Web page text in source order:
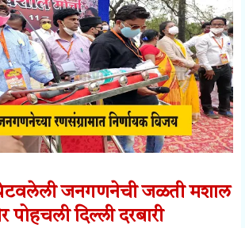
पेटवलेली जनगणनेची जळती मशाल
पोहचली दिल्ली दरबारी